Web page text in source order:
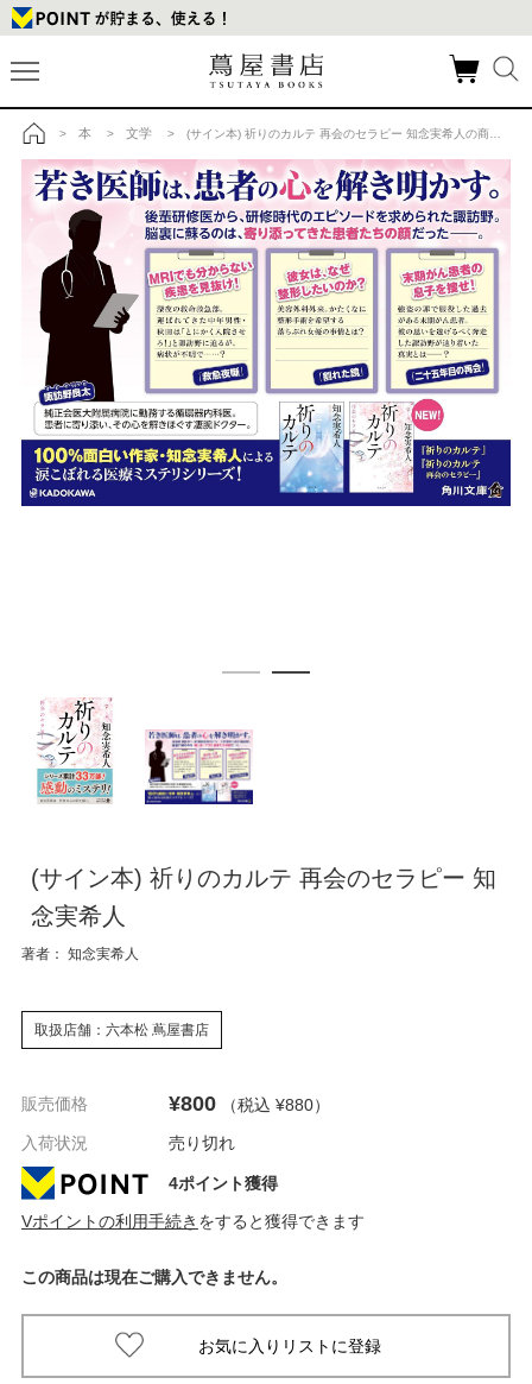
トップ
> 本 > 文学 > (サイン本) 祈りのカルテ 再会のセラピー 知念実希人の商品詳細
(サイン本) 祈りのカルテ 再会のセラピー 知
念実希人
著者： 知念実希人
取扱店舗：六本松 蔦屋書店
販売価格 ¥800 （税込 ¥880）
入荷状況
売り切れ
4ポイント獲得
Vポイントの利用手続き をすると獲得できます
この商品は現在ご購入できません。